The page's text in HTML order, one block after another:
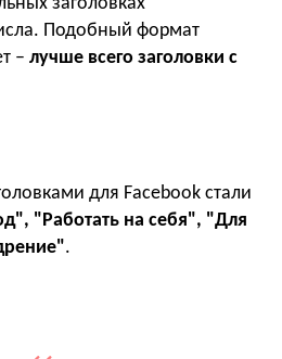
Подобный формат
– лучше всего заголовки с
для Facebook стали
"Работать на себя", "Для
.